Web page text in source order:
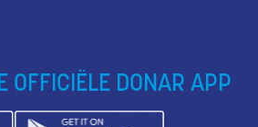
OFFICIËLE DONAR APP